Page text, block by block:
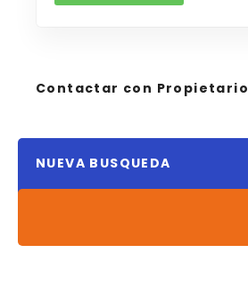
Contactar con Propietario
NUEVA BUSQUEDA